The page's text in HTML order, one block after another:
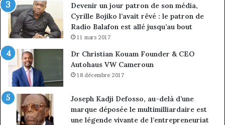
Devenir un jour patron de son média,
Cyrille Bojiko l’avait rêvé : le patron de
Radio Balafon est allé jusqu’au bout
11 mars 2017
Dr Christian Kouam Founder & CEO
Autohaus VW Cameroun
18 décembre 2017
Joseph Kadji Defosso, au-delà d’une
marque déposée le multimilliardaire est
une légende vivante de l’entrepreneuriat